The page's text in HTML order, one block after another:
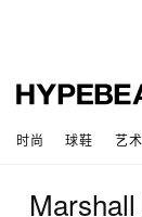
时尚 球鞋 艺术
Marshall